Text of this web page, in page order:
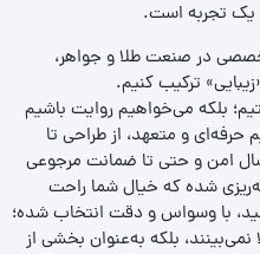
یک تجربه‌ است.
سابقه‌ی تخصصی در صنعت طلا و جواهر،
ترکیب کنیم.
بلکه می‌خواهیم روایت باشیم
حرفه‌ای و متعهد، از طراحی تا
امن و حتی تا ضمانت مرجوعی
شده که خیال شما راحت
با وسواس و دقت انتخاب شده؛
نمی‌بینند، بلکه به‌عنوان بخشی از